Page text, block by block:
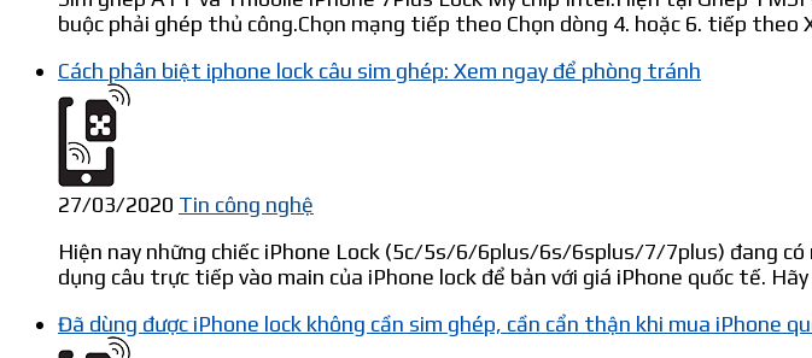
buộc phải ghép thủ công.Chọn mạng tiếp theo Chọn dòng 4. hoặc 6. tiếp
Cách phân biệt iphone lock câu sim ghép: Xem ngay để phòng tránh
27/03/2020 Tin công nghệ
Hiện nay những chiếc iPhone Lock (5c/5s/6/6plus/6s/6splus/7/7plus) đang
dụng câu trực tiếp vào main của iPhone lock để bản với giá iPhone quốc tế.
Đã dùng được iPhone lock không cần sim ghép, cần cẩn thận khi mua iPhone